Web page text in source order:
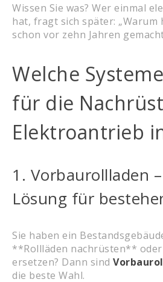
Wissen Sie was? Wer einmal
hat, fragt sich später: „Warum
schon vor zehn Jahren
Welche
für die
Elektroantrieb
1. Vorbaurollladen
Lösung für
Sie haben ein
**Rollläden nachrüsten**
ersetzen? Dann sind
die beste Wahl.